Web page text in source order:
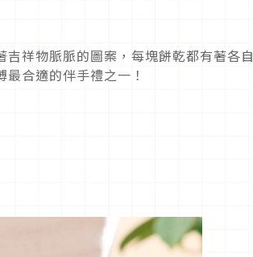
祥物脈脈的圖案，每塊餅乾都有著各自
合適的伴手禮之一！